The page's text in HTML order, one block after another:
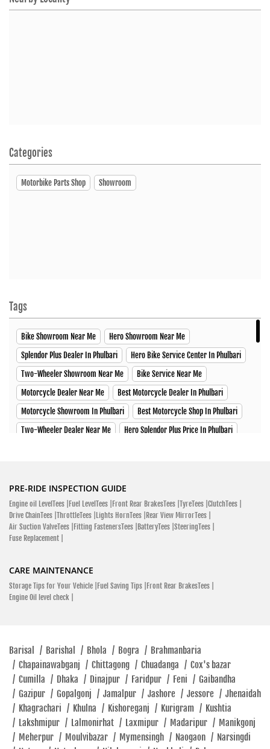
Categories
Motorbike Parts Shop Showroom
Tags
Bike Showroom Near Me
Hero Showroom Near Me
Splendor Plus Dealer In Phulbari
Hero Bike Service Center In Phulbari
Two-Wheeler Showroom Near Me
Bike Service Near Me
Motorcycle Dealer Near Me
Best Motorcycle Dealer In Phulbari
Motorcycle Showroom In Phulbari
Best Motorcycle Shop In Phulbari
Two-Wheeler Dealer Near Me
Hero Splendor Plus Price In Phulbari
HF Deluxe Price In Phulbari
Passion XPro Price In Phulbari
Hero Ignitor Price In Phulbari
Hero MotoCorp Bangladesh
Hero Bikes Price In Phulbari
New Hero Bikes
Hero Scooter Price List In Phulbari
Two-Wheeler Finance In Phulbari
Hero Authorized Service Center Near Me
Buy Hero Bikes Online In Phulbari
Hero Bike Servicing Center Near Me
Hero Genuine Spare Parts Near Me
PRE-RIDE INSPECTION GUIDE
Engine oil LevelTees | Fuel LevelTees | Front Rear BrakesTees | TyreTees | ClutchTees |
Drive ChainTees | ThrottleTees | Lights HornTees | Rear View MirrorTees |
Air Suction ValveTees | Fitting FastenersTees | BatteryTees | SteeringTees |
Fuse Replacement |
CARE MAINTENANCE
Storage Tips for Your Vehicle | Fuel Saving Tips | Front Rear BrakesTees |
Engine Oil level check |
Barisal / Barishal / Bhola / Bogra / Brahmanbaria
/ Chapainawabganj / Chittagong / Chuadanga / Cox's bazar
/ Cumilla / Dhaka / Dinajpur / Faridpur / Feni / Gaibandha
/ Gazipur / Gopalgonj / Jamalpur / Jashore / Jessore / Jhenaidah
/ Khagrachari / Khulna / Kishoreganj / Kurigram / Kushtia
/ Lakshmipur / Lalmonirhat / Laxmipur / Madaripur / Manikgonj
/ Meherpur / Moulvibazar / Mymensingh / Naogaon / Narsingdi